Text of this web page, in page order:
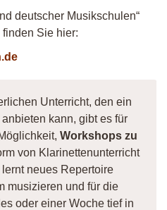
deutscher Musikschulen“
Sie hier:
Unterricht, den ein
kann, gibt es für
Workshops zu
von Klarinettenunterricht
neues Repertoire
musizieren und für die
oder einer Woche tief in